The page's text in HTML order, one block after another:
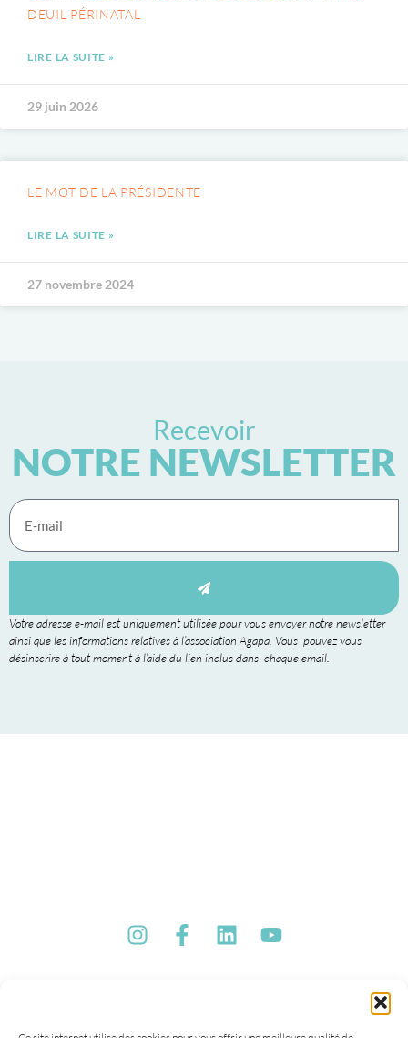
DEUIL PÉRINATAL
LIRE LA SUITE »
29 juin 2026
LE MOT DE LA PRÉSIDENTE
LIRE LA SUITE »
27 novembre 2024
Recevoir
NOTRE NEWSLETTER
Votre adresse e-mail est uniquement utilisée pour vous envoyer notre newsletter
ainsi que les informations relatives à l’association Agapa. Vous pouvez vous
désinscrire à tout moment à l’aide du lien inclus dans chaque email.